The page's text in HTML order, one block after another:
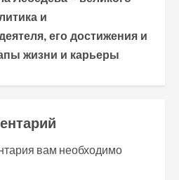
и
его достижения и
жизни и карьеры
вам необходимо